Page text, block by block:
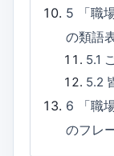
5
「職
の類語
5.1
5.2
6
「職
のフレ